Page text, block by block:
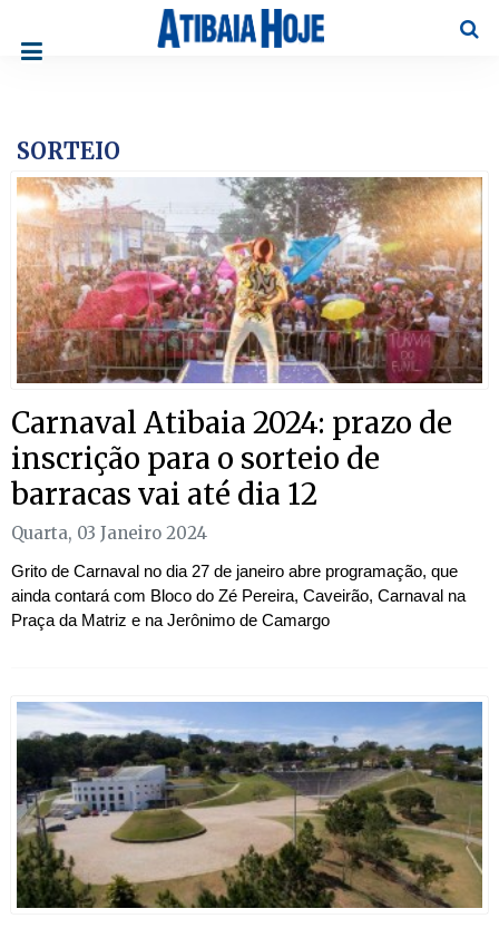
SORTEIO
Carnaval Atibaia 2024: prazo de
inscrição para o sorteio de
barracas vai até dia 12
Quarta, 03 Janeiro 2024
Grito de Carnaval no dia 27 de janeiro abre programação, que
ainda contará com Bloco do Zé Pereira, Caveirão, Carnaval na
Praça da Matriz e na Jerônimo de Camargo